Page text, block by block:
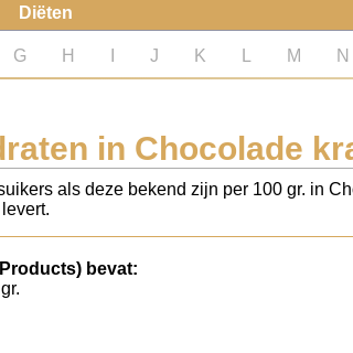
Diëten
G H J K M N
in Chocolade
als deze bekend zijn per 100 gr. in
bevat: